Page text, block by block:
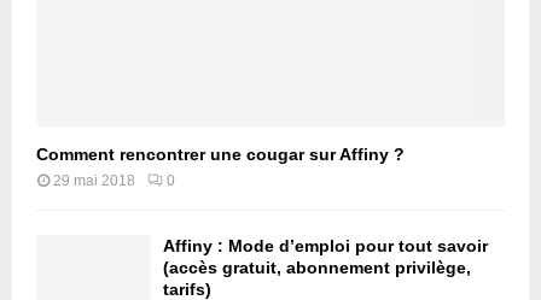
Comment rencontrer une cougar sur Affiny ?
29 mai 2018 0
Affiny : Mode d’emploi pour tout savoir
(accès gratuit, abonnement privilège,
tarifs)